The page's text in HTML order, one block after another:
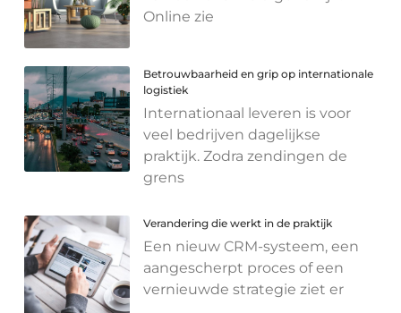
Online zie
Betrouwbaarheid en grip op internationale
logistiek
Internationaal leveren is voor
veel bedrijven dagelijkse
praktijk. Zodra zendingen de
grens
Verandering die werkt in de praktijk
Een nieuw CRM-systeem, een
aangescherpt proces of een
vernieuwde strategie ziet er